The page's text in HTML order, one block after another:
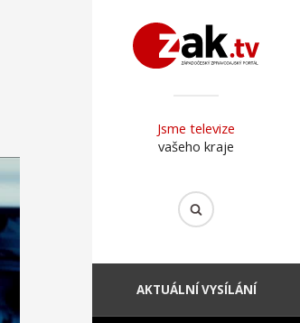
Jsme televize
vašeho kraje
AKTUÁLNÍ VYSÍLÁNÍ